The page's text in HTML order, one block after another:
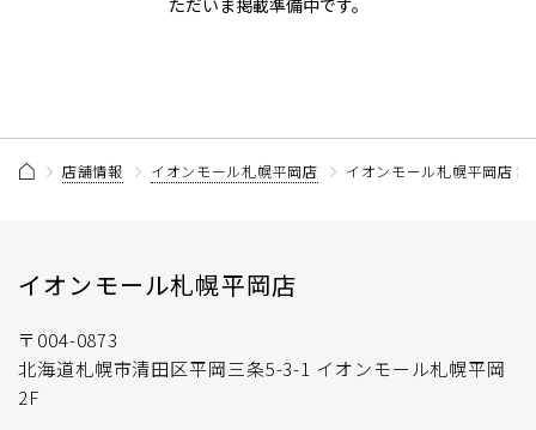
ただいま掲載準備中です。
店舗情報 イオンモール札幌平岡店 イオンモール札幌平岡店
イオンモール札幌平岡店
〒004-0873
北海道札幌市清田区平岡三条5-3-1 イオンモール札幌平岡
2F